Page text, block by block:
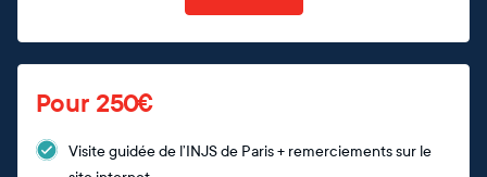
Pour 250€
Visite guidée de l’INJS de Paris + remerciements sur le